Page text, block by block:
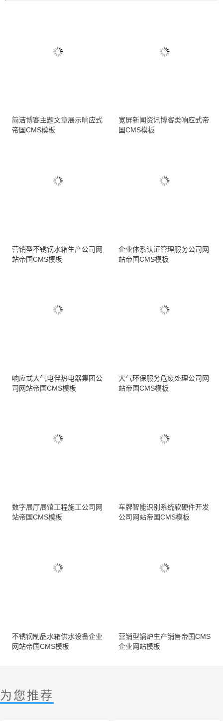
简洁博客主题文章展示响应式
帝国CMS模板
宽屏新闻资讯博客类响应式帝
国CMS模板
营销型不锈钢水箱生产公司网
站帝国CMS模板
企业体系认证管理服务公司网
站帝国CMS模板
响应式大气电伴热电器集团公
司网站帝国CMS模板
大气环保服务危废处理公司网
站帝国CMS模板
数字展厅展馆工程施工公司网
站帝国CMS模板
车牌智能识别系统软硬件开发
公司网站帝国CMS模板
不锈钢制品水箱供水设备企业
网站帝国CMS模板
营销型锅炉生产销售帝国CMS
企业网站模板
为您推荐